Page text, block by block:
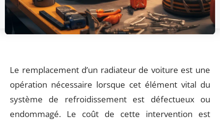
Le remplacement d’un radiateur de voiture est une
opération nécessaire lorsque cet élément vital du
système de refroidissement est défectueux ou
endommagé. Le coût de cette intervention est